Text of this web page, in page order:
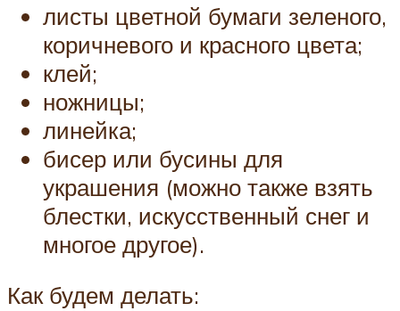
листы цветной бумаги зеленого,
коричневого и красного цвета;
клей;
ножницы;
линейка;
бисер или бусины для
украшения (можно также взять
блестки, искусственный снег и
многое другое).
Как будем делать: